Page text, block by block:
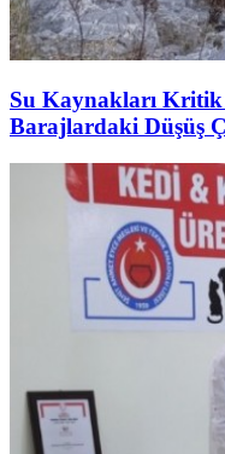
Su Kaynakları
Barajlardaki Düşüş